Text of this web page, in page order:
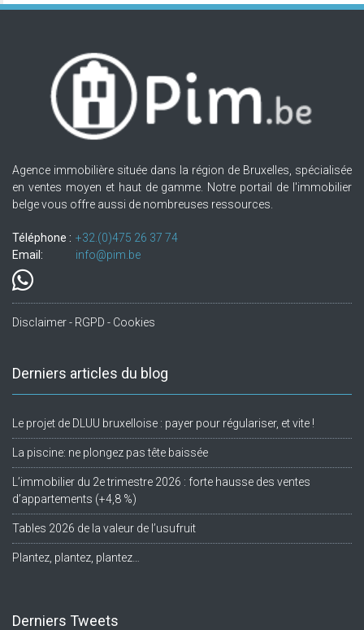
Agence immobilière située dans la région de Bruxelles, spécialisée
en ventes moyen et haut de gamme. Notre portail de l'immobilier
belge vous offre aussi de nombreuses ressources.
Téléphone : +32.(0)475 26 37 74
Email:
info@pim.be
Disclaimer - RGPD - Cookies
Derniers articles du blog
Le projet de DLUU bruxelloise : payer pour régulariser, et vite !
La piscine: ne plongez pas tête baissée
L’immobilier du 2e trimestre 2026 : forte hausse des ventes
d’appartements (+4,8 %)
Tables 2026 de la valeur de l’usufruit
Plantez, plantez, plantez…
Derniers Tweets